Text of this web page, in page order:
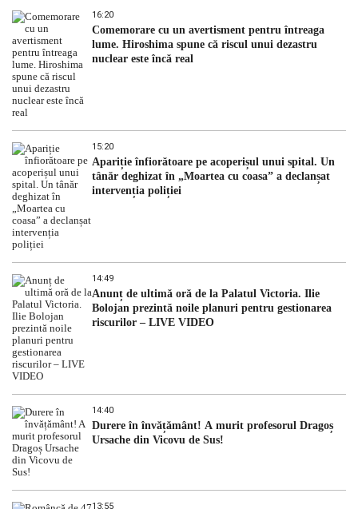
16:20
Comemorare cu un avertisment pentru întreaga
lume. Hiroshima spune că riscul unui dezastru
nuclear este încă real
15:20
Apariție înfiorătoare pe acoperișul unui spital. Un
tânăr deghizat în „Moartea cu coasa” a declanșat
intervenția poliției
14:49
Anunț de ultimă oră de la Palatul Victoria. Ilie
Bolojan prezintă noile planuri pentru gestionarea
riscurilor – LIVE VIDEO
14:40
Durere în învățământ! A murit profesorul Dragoș
Ursache din Vicovu de Sus!
13:55